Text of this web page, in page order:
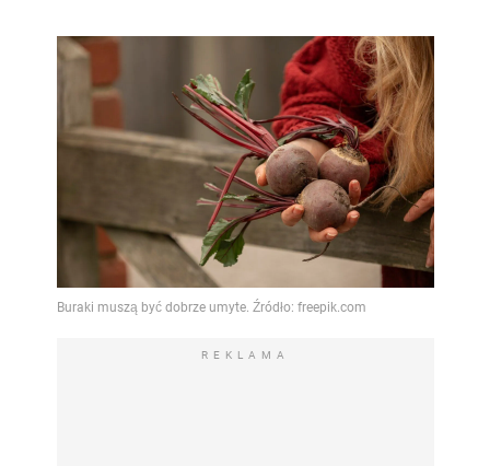
REKLAMA